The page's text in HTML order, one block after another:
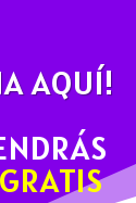
AQUÍ!
GRATIS